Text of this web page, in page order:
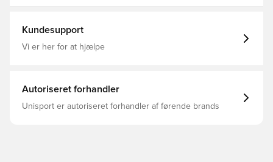
Kundesupport
Vi er her for at hjælpe
Autoriseret forhandler
Unisport er autoriseret forhandler af førende brands